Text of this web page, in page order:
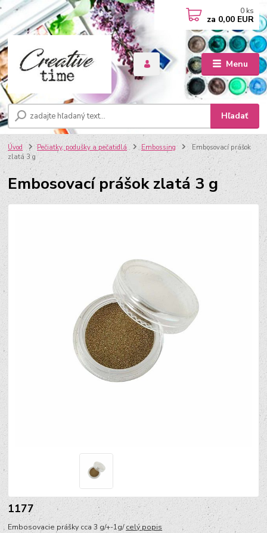
Menu
Hľadať
0 ks
za 0,00 EUR
Úvod Pečiatky, podušky a pečatidlá Embossing
Embosovací prášok
zlatá 3 g
Embosovací prášok zlatá 3 g
1177
Embosovacie prášky cca 3 g/+-1g/celý popis